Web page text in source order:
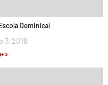
Dominical
7, 2018
»